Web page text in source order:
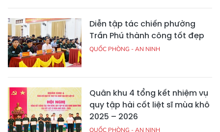
Diễn tập tác chiến phường
Trần Phú thành công tốt đẹp
QUỐC PHÒNG - AN NINH
Quân khu 4 tổng kết nhiệm vụ
quy tập hài cốt liệt sĩ mùa khô
2025 – 2026
QUỐC PHÒNG - AN NINH